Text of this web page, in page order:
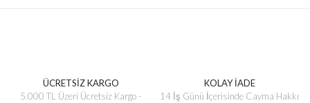
ÜCRETSİZ KARGO
5.000 TL Üzeri Ücretsiz Kargo -
KOLAY İADE
14 İş Günü İçerisinde Cayma Hakkı